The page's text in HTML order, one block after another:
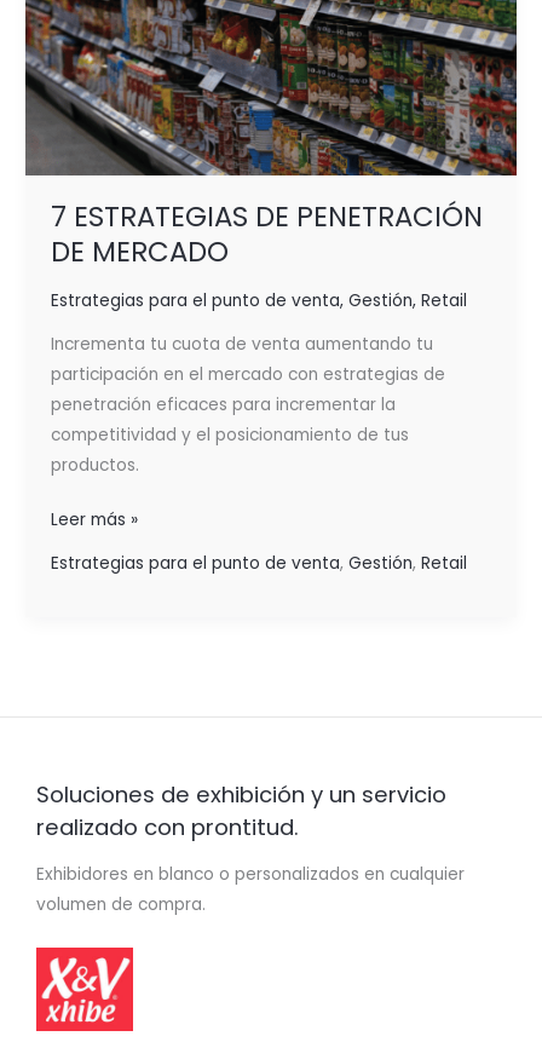
7 ESTRATEGIAS DE PENETRACIÓN
DE MERCADO
Estrategias para el punto de venta, Gestión, Retail
Incrementa tu cuota de venta aumentando tu
participación en el mercado con estrategias de
penetración eficaces para incrementar la
competitividad y el posicionamiento de tus
productos.
Leer más »
Estrategias para el punto de venta, Gestión, Retail
Soluciones de exhibición y un servicio
realizado con prontitud.
Exhibidores en blanco o personalizados en cualquier
volumen de compra.